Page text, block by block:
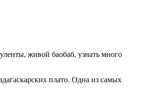
живой баобаб, узнать много
плато. Одна из самых